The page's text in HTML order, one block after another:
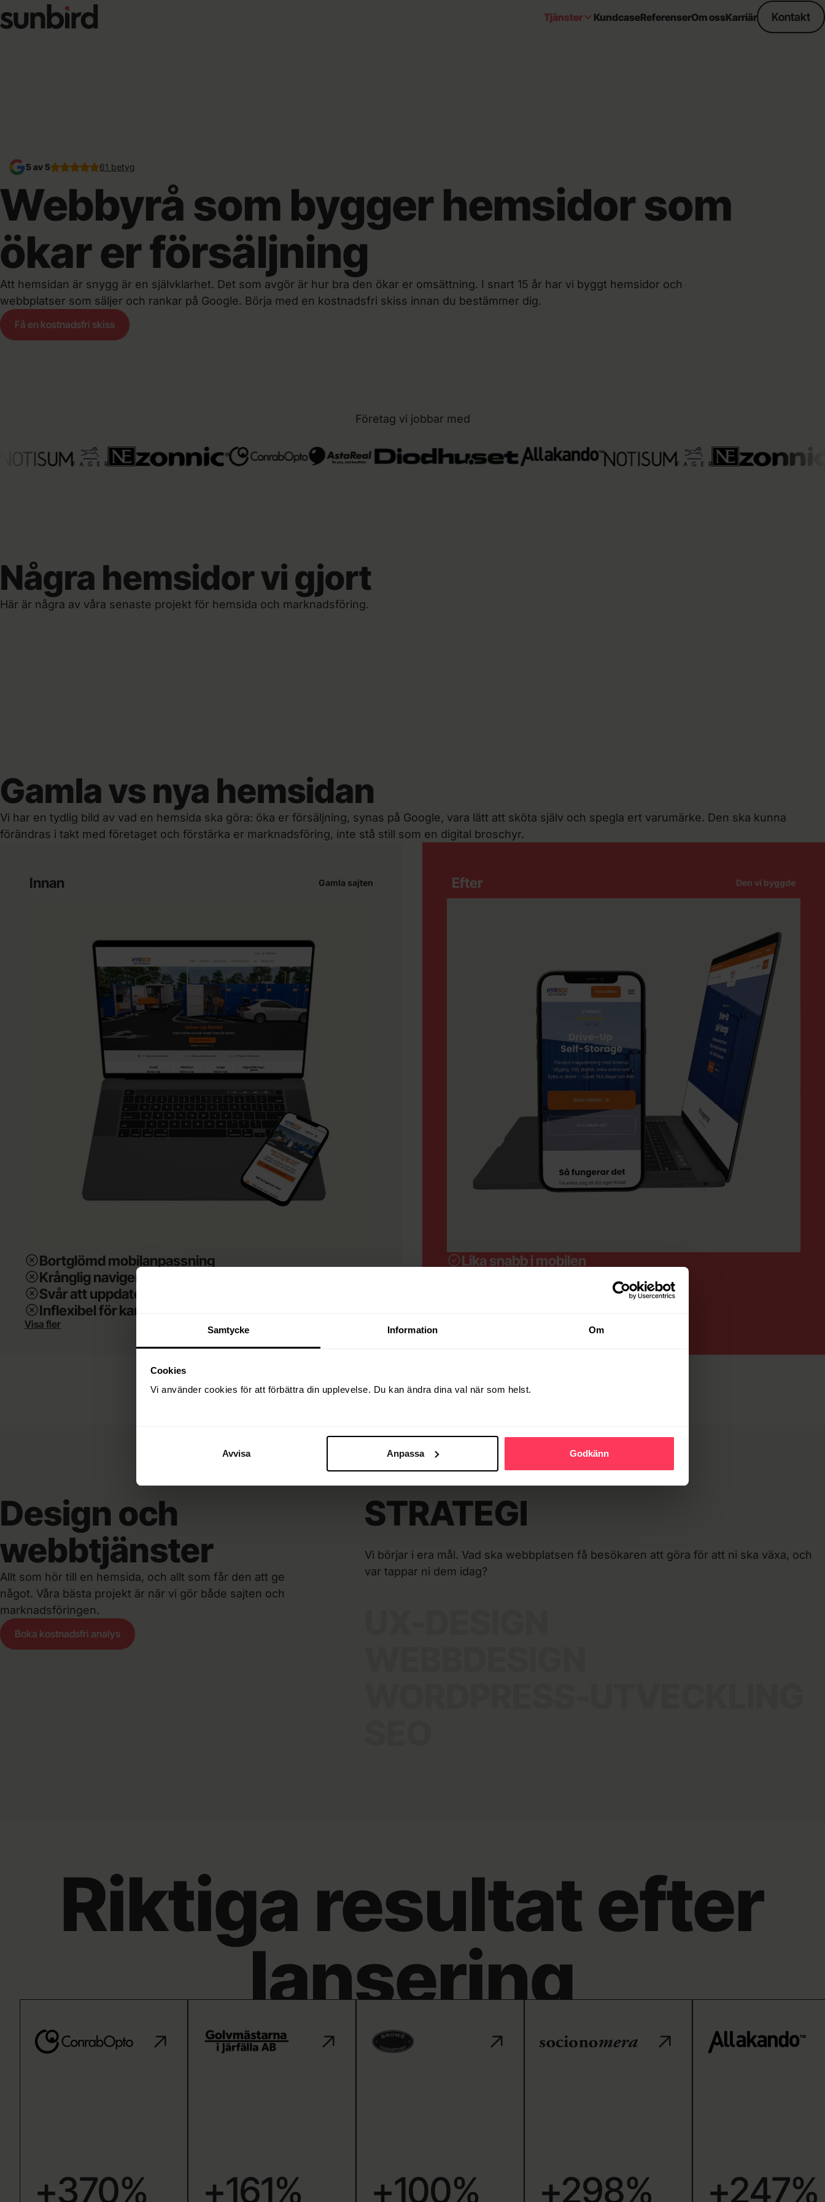
Samtycke Information Om
Cookies
Vi använder cookies för att förbättra din upplevelse. Du kan ändra dina val när som helst.
Avvisa Anpassa Godkänn
Tjänster KundcaseReferenserOm ossKarriär Kontakt
5 av 5 61 betyg
Webbyrå som bygger hemsidor som
ökar er försäljning
Att hemsidan är snygg är en självklarhet. Det som avgör är hur bra den ökar er omsättning. I snart 15 år har vi byggt hemsidor och
webbplatser som säljer och rankar på Google. Börja med en kostnadsfri skiss innan du bestämmer dig.
Få en kostnadsfri skiss
Företag vi jobbar med
Några hemsidor vi gjort
Här är några av våra senaste projekt för hemsida och marknadsföring.
21xmer synliga i Google · sedan 2018
Allakando
+247%Organisk trafik · mot föregående år
Gamla vs nya hemsidan
Vi har en tydlig bild av vad en hemsida ska göra: öka er försäljning, synas på Google, vara lätt att sköta själv och spegla ert varumärke. Den ska kunna
förändras i takt med företaget och förstärka er marknadsföring, inte stå still som en digital broschyr.
Innan Gamla sajten
Bortglömd mobilanpassning
Krånglig navigering
Svår att uppdatera själv
Inflexibel för kampanjer
Visa fler
Efter Den vi byggde
Lika snabb i mobilen
Ändra själva när det behövs
Design och
webbtjänster
Allt som hör till en hemsida, och allt som får den att ge
något. Våra bästa projekt är när vi gör både sajten och
marknadsföringen.
Boka kostnadsfri analys
STRATEGI
Vi börjar i era mål. Vad ska webbplatsen få besökaren att göra för att ni ska växa, och
var tappar ni dem idag?
Riktiga resultat efter
lansering
+370% +161% +100% +298% +247%